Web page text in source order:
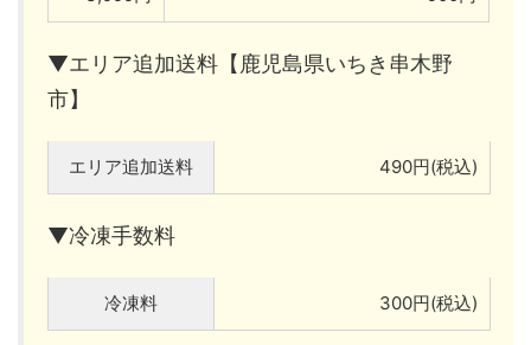
▼エリア追加送料【鹿児島県いちき串木野
市】
エリア追加送料 490円(税込)
▼冷凍手数料
冷凍料 300円(税込)